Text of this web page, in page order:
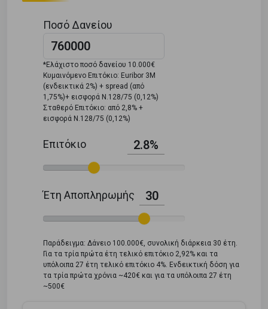
Ποσό Δανείου
*Ελάχιστο ποσό δανείου 10.000€
Κυμαινόμενο Επιτόκιο: Euribor 3M
(ενδεικτικά 2%) + spread (από
1,75%)+ εισφορά Ν.128/75 (0,12%)
Σταθερό Επιτόκιο: από 2,8% +
εισφορά Ν.128/75 (0,12%)
Επιτόκιο 2.8%
Έτη Αποπληρωμής 30
Παράδειγμα: Δάνειο 100.000€, συνολική διάρκεια 30 έτη.
Για τα τρία πρώτα έτη τελικό επιτόκιο 2,92% και τα
υπόλοιπα 27 έτη τελικό επιτόκιο 4%. Ενδεικτική δόση για
τα τρία πρώτα χρόνια ~420€ και για τα υπόλοιπα 27 έτη
~500€